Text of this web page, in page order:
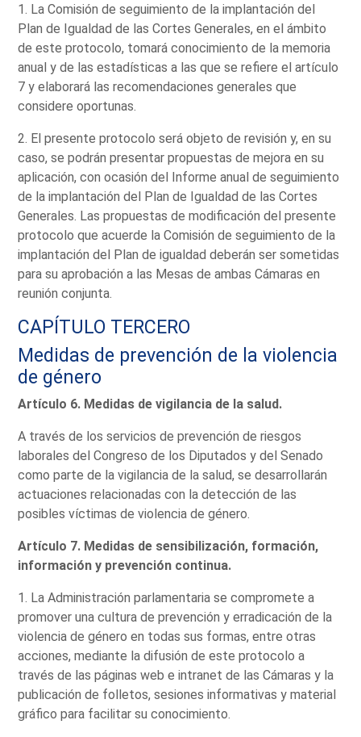
1. La Comisión de seguimiento de la implantación del
Plan de Igualdad de las Cortes Generales, en el ámbito
de este protocolo, tomará conocimiento de la memoria
anual y de las estadísticas a las que se refiere el artículo
7 y elaborará las recomendaciones generales que
considere oportunas.
2. El presente protocolo será objeto de revisión y, en su
caso, se podrán presentar propuestas de mejora en su
aplicación, con ocasión del Informe anual de seguimiento
de la implantación del Plan de Igualdad de las Cortes
Generales. Las propuestas de modificación del presente
protocolo que acuerde la Comisión de seguimiento de la
implantación del Plan de igualdad deberán ser sometidas
para su aprobación a las Mesas de ambas Cámaras en
reunión conjunta.
CAPÍTULO TERCERO
Medidas de prevención de la violencia
de género
Artículo 6. Medidas de vigilancia de la salud.
A través de los servicios de prevención de riesgos
laborales del Congreso de los Diputados y del Senado
como parte de la vigilancia de la salud, se desarrollarán
actuaciones relacionadas con la detección de las
posibles víctimas de violencia de género.
Artículo 7. Medidas de sensibilización, formación,
información y prevención continua.
1. La Administración parlamentaria se compromete a
promover una cultura de prevención y erradicación de la
violencia de género en todas sus formas, entre otras
acciones, mediante la difusión de este protocolo a
través de las páginas web e intranet de las Cámaras y la
publicación de folletos, sesiones informativas y material
gráfico para facilitar su conocimiento.